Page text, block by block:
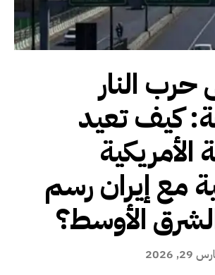
النار
كيف تعيد
الأمريكية
مع إيران رسم
الأوسط؟
29, 2026